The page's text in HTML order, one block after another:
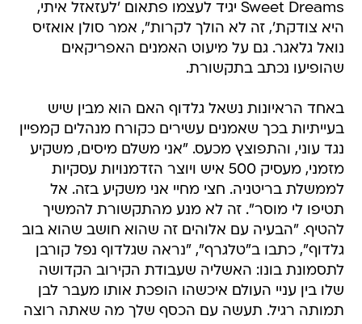
Sweet Dreams יגיד לעצמו פתאום 'לעזאזל איתי,
היא צודקת', זה לא הולך לקרות", אמר סולן אואזיס
נואל גלאגר. גם על מיעוט האמנים האפריקאים
שהופיעו נכתב בתקשורת.
באחד הראיונות נשאל גלדוף האם הוא מבין שיש
בעייתיות בכך שאמנים עשירים כקורח מנהלים קמפיין
נגד עוני, והתפוצץ מכעס. "אני משלם מיסים, משקיע
מזמני, מעסיק 500 איש ויוצר הזדמנויות עסקיות
לממשלת בריטניה. חצי מחיי אני משקיע בזה. אל
תטיפו לי מוסר". זה לא מנע מהתקשורת להמשיך
להטיף. "הבעיה עם אלוהים זה שהוא חושב שהוא בוב
גלדוף", כתבו ב"טלגרף", "נראה שגלדוף נפל קורבן
לתסמונת בונו: האשליה שעבודת הקירוב הקדושה
שלו בין עניי העולם איכשהו הופכת אותו מעבר לבן
תמותה רגיל. תעשה עם הכסף שלך מה שאתה רוצה